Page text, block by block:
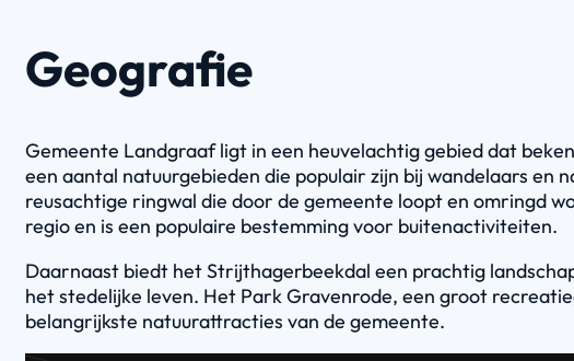
Geografie
Gemeente Landgraaf ligt in een heuvelachtig gebied dat
een aantal natuurgebieden die populair zijn bij wandelaars en
reusachtige ringwal die door de gemeente loopt en omringd
regio en is een populaire bestemming voor buitenactiviteiten.
Daarnaast biedt het Strijthagerbeekdal een prachtig
het stedelijke leven. Het Park Gravenrode, een groot
belangrijkste natuurattracties van de gemeente.